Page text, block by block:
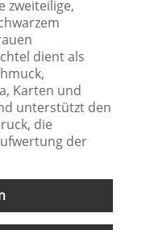
zweiteilige,
dient als
Karten und
unterstützt den
die
der